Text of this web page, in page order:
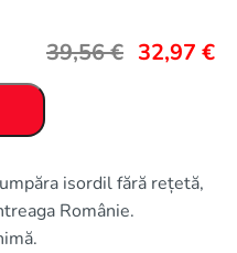
39,56€ 32,97 €
isordil fără rețetă,
Românie.